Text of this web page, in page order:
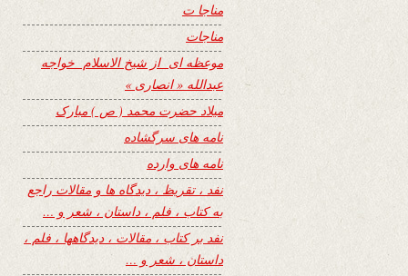
مناجا ت
مناجات
موعظه ای از شیخ الاسلام خواجه
عبدالله « انصاری »
میلاد حضرت محمد ( ص ) مبارک
نامه های سرگشاده
نامه های وارده
نفد ، تقریظ ، دیدگاه ها و مقالات راجع
به کتاب ، فلم ، داستان ، شعر و …
نفد بر کتاب ، مقالات ، دیدگاهها ، فلم ،
داستان ، شعر و …